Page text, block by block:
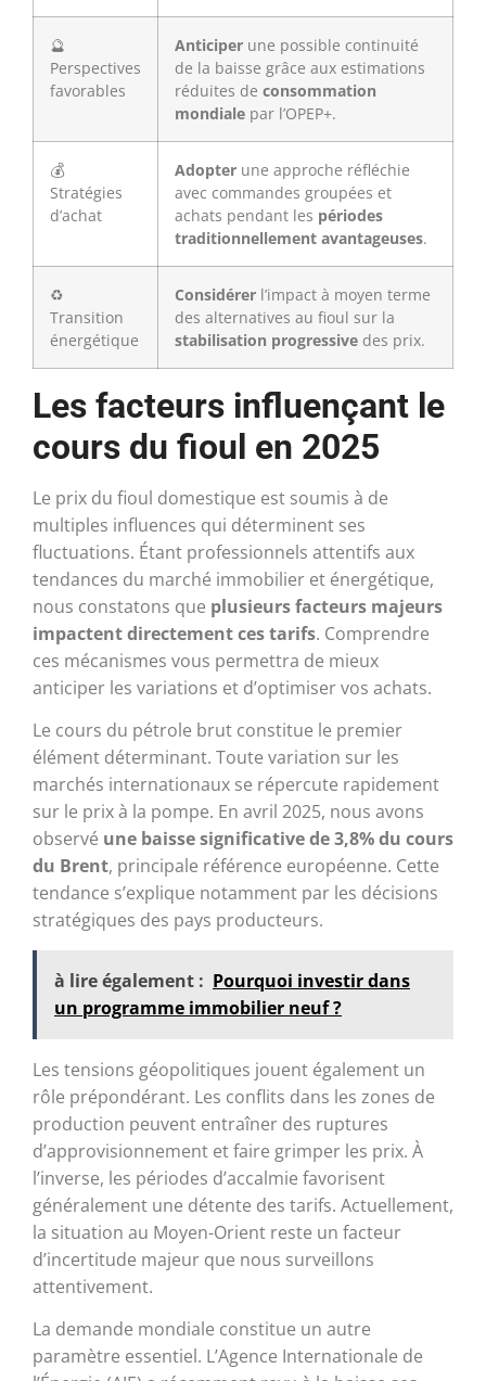
🔮
Perspectives
favorables
Anticiper une possible continuité
de la baisse grâce aux estimations
réduites de consommation
mondiale par l’OPEP+.
💰
Stratégies
d’achat
Adopter une approche réfléchie
avec commandes groupées et
achats pendant les périodes
traditionnellement avantageuses.
♻️
Transition
énergétique
Considérer l’impact à moyen terme
des alternatives au fioul sur la
stabilisation progressive des prix.
Les facteurs influençant le
cours du fioul en 2025
Le prix du fioul domestique est soumis à de
multiples influences qui déterminent ses
fluctuations. Étant professionnels attentifs aux
tendances du marché immobilier et énergétique,
nous constatons que plusieurs facteurs majeurs
impactent directement ces tarifs. Comprendre
ces mécanismes vous permettra de mieux
anticiper les variations et d’optimiser vos achats.
Le cours du pétrole brut constitue le premier
élément déterminant. Toute variation sur les
marchés internationaux se répercute rapidement
sur le prix à la pompe. En avril 2025, nous avons
observé une baisse significative de 3,8% du cours
du Brent, principale référence européenne. Cette
tendance s’explique notamment par les décisions
stratégiques des pays producteurs.
à lire également : Pourquoi investir dans
un programme immobilier neuf ?
Les tensions géopolitiques jouent également un
rôle prépondérant. Les conflits dans les zones de
production peuvent entraîner des ruptures
d’approvisionnement et faire grimper les prix. À
l’inverse, les périodes d’accalmie favorisent
généralement une détente des tarifs. Actuellement,
la situation au Moyen-Orient reste un facteur
d’incertitude majeur que nous surveillons
attentivement.
La demande mondiale constitue un autre
paramètre essentiel. L’Agence Internationale de